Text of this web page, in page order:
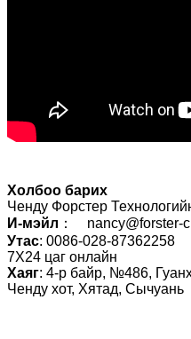
Холбоо барих
Ченду Форстер
И-мэйл ： nancy@forster-
Утас: 0086-028-87362258
7X24 цаг онлайн
Хаяг: 4-р байр, №486,
Ченду хот, Хятад, Сычуань